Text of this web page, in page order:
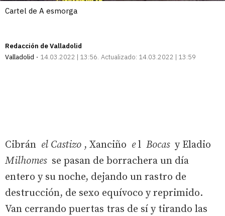
Cartel de A esmorga
Redacción de Valladolid
Valladolid
14.03.2022 | 13:56 Actualizado: 14.03.2022 | 13:59
Cibrán el Castizo , Xanciño el Bocasy Eladio
Milhomesse pasan de borrachera un día
entero y su noche, dejando un rastro de
destrucción, de sexo equívoco y reprimido.
Van cerrando puertas tras de sí y tirando las